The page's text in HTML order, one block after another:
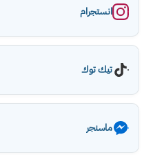
انستجرام
تيك توك
ماسنجر